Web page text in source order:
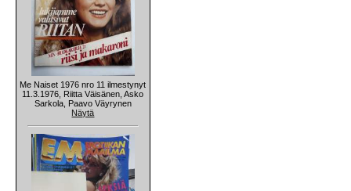
Me Naiset 1976 nro 11 ilmestynyt
11.3.1976, Riitta Väisänen, Asko
Sarkola, Paavo Väyrynen
Näytä